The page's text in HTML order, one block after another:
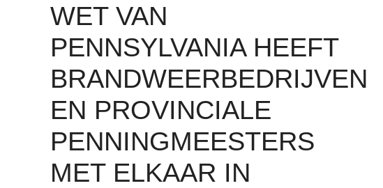
WET VAN
PENNSYLVANIA HEEFT
BRANDWEERBEDRIJVEN
EN PROVINCIALE
PENNINGMEESTERS
MET ELKAAR IN